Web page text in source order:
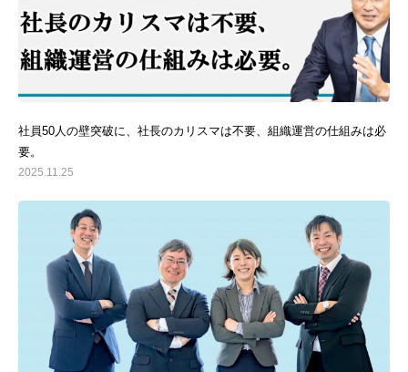
社員50人の壁突破に、社長のカリスマは不要、組織運営の仕組みは必
要。
2025.11.25